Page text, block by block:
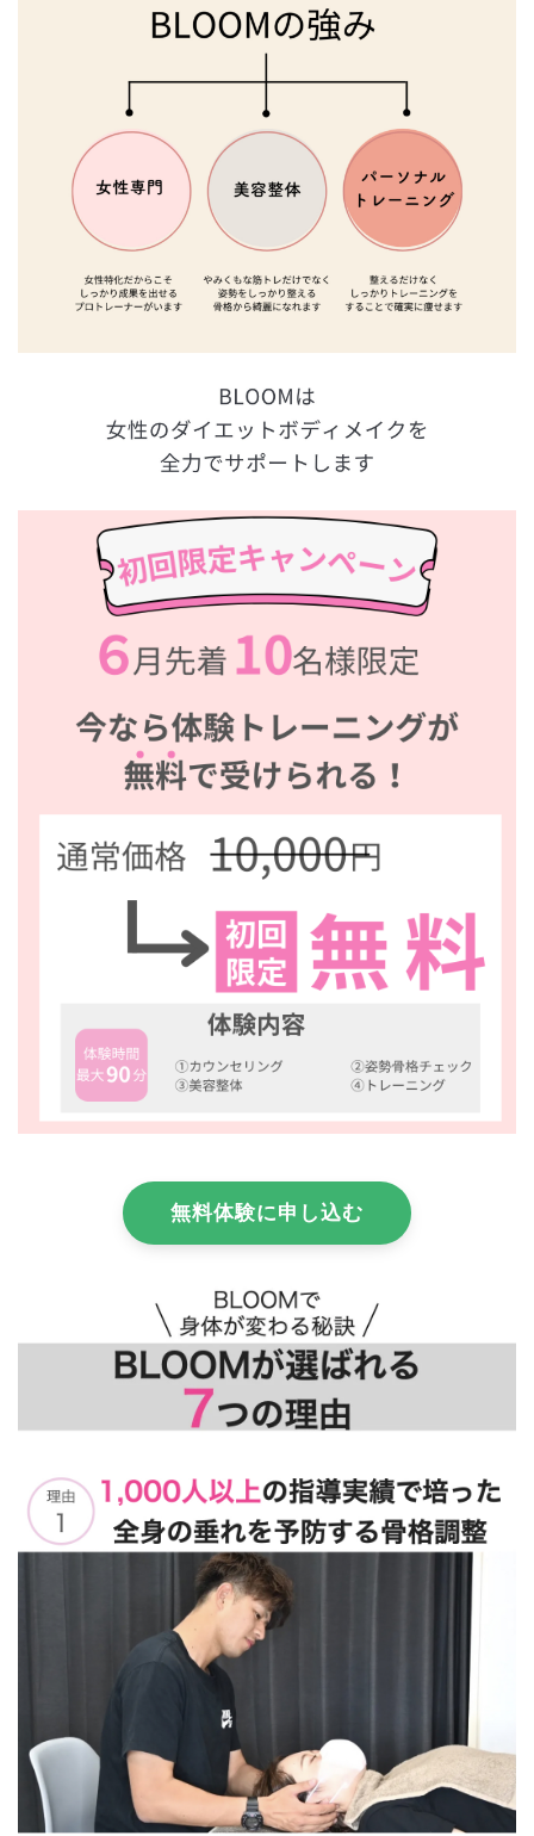
無料体験に申し込む